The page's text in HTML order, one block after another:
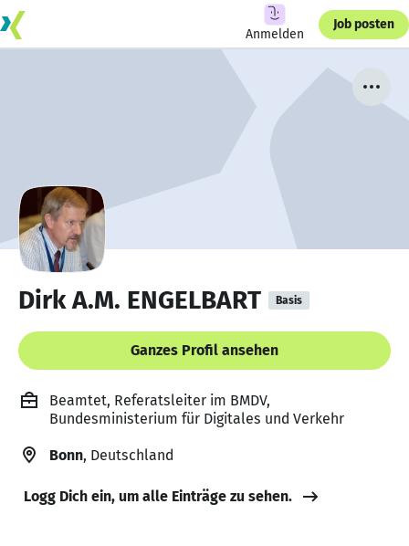
Anmelden
Job posten
Dirk A.M. ENGELBART Basis
Ganzes Profil ansehen
Beamtet, Referatsleiter im BMDV,
Bundesministerium für Digitales und Verkehr
Bonn, Deutschland
Logg Dich ein, um alle Einträge zu sehen.